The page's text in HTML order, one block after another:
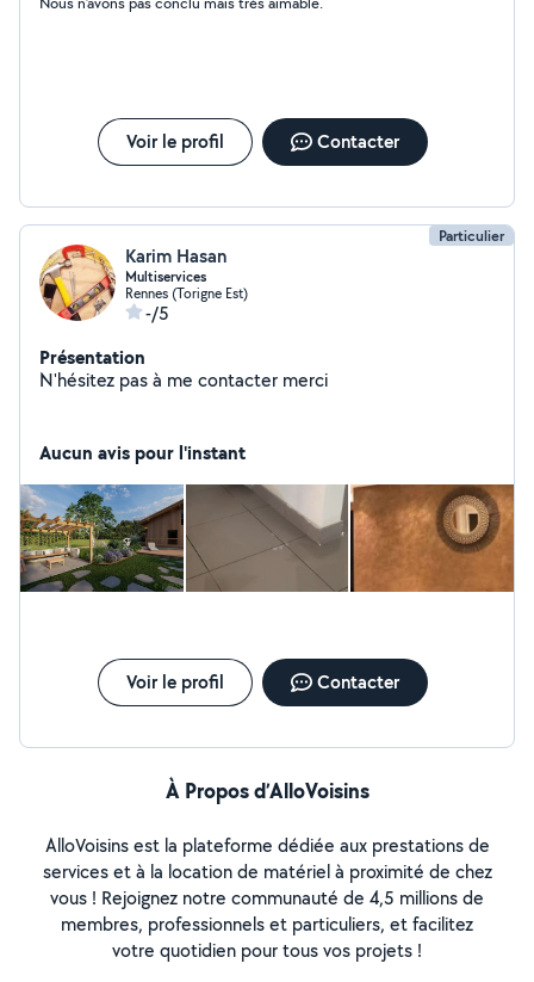
Voir le profil Contacter
Particulier
Karim Hasan
Multiservices
Rennes (Torigne Est)
-/5
Présentation
N'hésitez pas à me contacter merci
Aucun avis pour l'instant
Voir le profil Contacter
À Propos d’AlloVoisins
AlloVoisins est la plateforme dédiée aux prestations de
services et à la location de matériel à proximité de chez
vous ! Rejoignez notre communauté de 4,5 millions de
membres, professionnels et particuliers, et facilitez
votre quotidien pour tous vos projets !